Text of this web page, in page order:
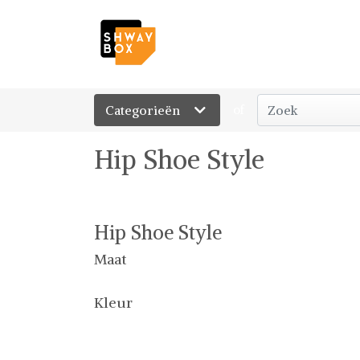
Categorieën
Hip Shoe Style
Hip Shoe Style
Maat
Kleur